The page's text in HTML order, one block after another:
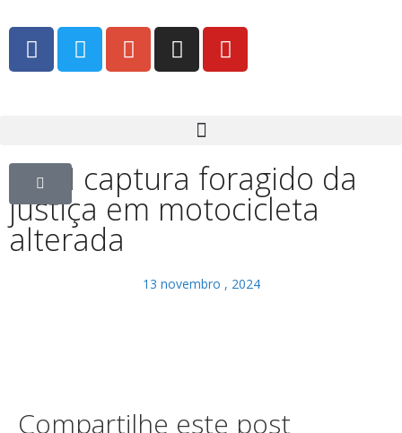
GCM captura foragido da
justiça em motocicleta
alterada
13 novembro , 2024
Compartilhe este post